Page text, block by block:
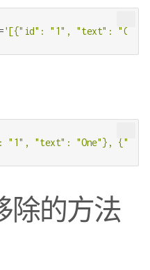
'[{"id": "1", "text":
"text": "One"},
除的方法